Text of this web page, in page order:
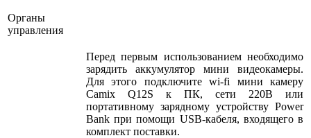
Органы
управления
Перед первым использованием необходимо
зарядить аккумулятор мини видеокамеры.
Для этого подключите wi-fi мини камеру
Camix Q12S к ПК, сети 220В или
портативному зарядному устройству Power
Bank при помощи USB-кабеля, входящего в
комплект поставки.